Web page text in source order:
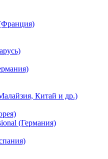
Китай и др.)
(Германия)